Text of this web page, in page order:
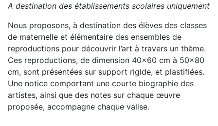
A destination des établissements scolaires uniquement
Nous proposons, à destination des élèves des classes
de maternelle et élémentaire des ensembles de
reproductions pour découvrir l’art à travers un thème.
Ces reproductions, de dimension 40x60 cm à 50x80
cm, sont présentées sur support rigide, et plastifiées.
Une notice comportant une courte biographie des
artistes, ainsi que des notes sur chaque œuvre
proposée, accompagne chaque valise.